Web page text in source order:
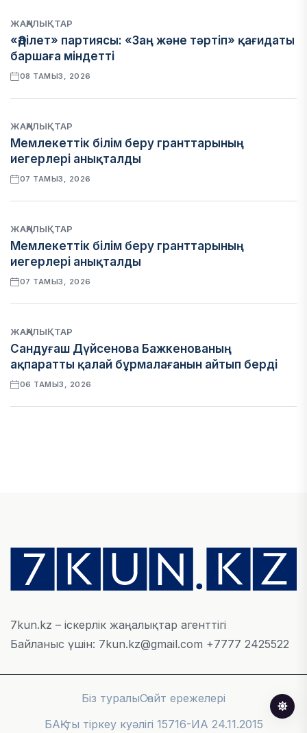
ЖАҢАЛЫҚТАР
«Әділет» партиясы: «Заң және тәртіп» қағидаты
баршаға міндетті
08 ТАМЫЗ, 2026
ЖАҢАЛЫҚТАР
Мемлекеттік білім беру гранттарының
иегерлері анықталды
07 ТАМЫЗ, 2026
ЖАҢАЛЫҚТАР
Мемлекеттік білім беру гранттарының
иегерлері анықталды
07 ТАМЫЗ, 2026
ЖАҢАЛЫҚТАР
Сандуғаш Дүйсенова Бажкенованың
ақпаратты қалай бұрмалағанын айтып берді
06 ТАМЫЗ, 2026
Алматы қалалық МКД мүлікті сатудан
алынатын салық туралы сұрақтарға жауап
берді
«Бәйтерек» холдингінің инвестициялық және
7kun.kz – іскерлік жаңалықтар агенттігі
Байланыс үшін: 7kun.kz@gmail.com +7777 2425522
Біз туралыСайт ережелері
БАҚ-ты тіркеу куәлігі 15716-ИА 24.11.2015